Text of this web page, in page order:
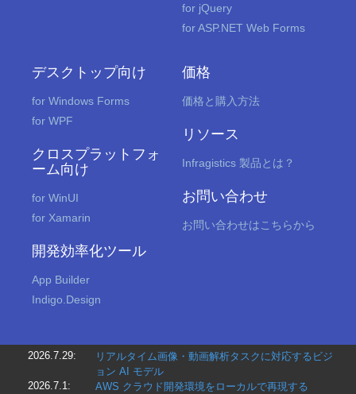
for jQuery
for ASP.NET Web Forms
デスクトップ向け
for Windows Forms
for WPF
クロスプラットフォ
ーム向け
for WinUI
for Xamarin
開発効率化ツール
App Builder
Indigo.Design
価格
価格と購入方法
リソース
Infragistics 製品とは？
お問い合わせ
お問い合わせはこちらから
2026.7.29:
リアルタイム画像・動画解析タスクに対応するビジ
ョン AI モデル
2026.7.1:
AWS クラウド開発環境をローカルで再現する